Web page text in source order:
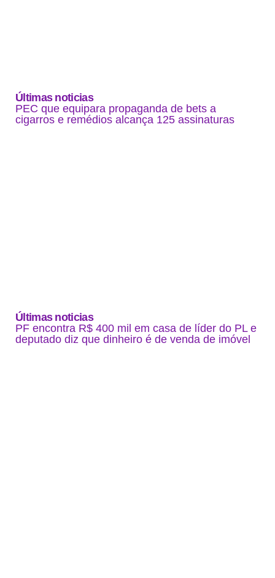
Últimas noticias
PEC que equipara propaganda de bets a
cigarros e remédios alcança 125 assinaturas
Últimas noticias
PF encontra R$ 400 mil em casa de líder do PL e
deputado diz que dinheiro é de venda de imóvel